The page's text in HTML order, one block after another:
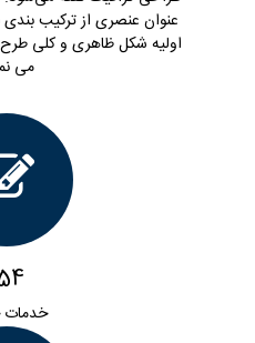
عنوان عنصری از ترکیب
اولیه شکل ظاهری و کلی
می
خدمات